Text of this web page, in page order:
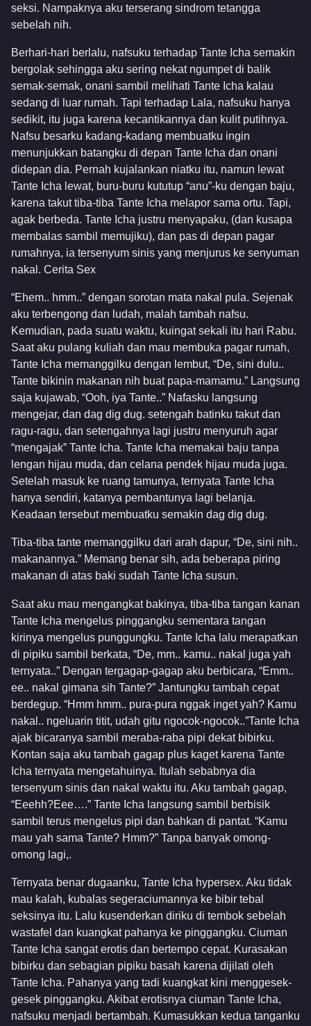
seksi. Nampaknya aku terserang sindrom tetangga
sebelah nih.
Berhari-hari berlalu, nafsuku terhadap Tante Icha semakin
bergolak sehingga aku sering nekat ngumpet di balik
semak-semak, onani sambil melihati Tante Icha kalau
sedang di luar rumah. Tapi terhadap Lala, nafsuku hanya
sedikit, itu juga karena kecantikannya dan kulit putihnya.
Nafsu besarku kadang-kadang membuatku ingin
menunjukkan batangku di depan Tante Icha dan onani
didepan dia. Pernah kujalankan niatku itu, namun lewat
Tante Icha lewat, buru-buru kututup “anu”-ku dengan baju,
karena takut tiba-tiba Tante Icha melapor sama ortu. Tapi,
agak berbeda. Tante Icha justru menyapaku, (dan kusapa
membalas sambil memujiku), dan pas di depan pagar
rumahnya, ia tersenyum sinis yang menjurus ke senyuman
nakal. Cerita Sex
“Ehem.. hmm..” dengan sorotan mata nakal pula. Sejenak
aku terbengong dan ludah, malah tambah nafsu.
Kemudian, pada suatu waktu, kuingat sekali itu hari Rabu.
Saat aku pulang kuliah dan mau membuka pagar rumah,
Tante Icha memanggilku dengan lembut, “De, sini dulu..
Tante bikinin makanan nih buat papa-mamamu.” Langsung
saja kujawab, “Ooh, iya Tante..” Nafasku langsung
mengejar, dan dag dig dug. setengah batinku takut dan
ragu-ragu, dan setengahnya lagi justru menyuruh agar
“mengajak” Tante Icha. Tante Icha memakai baju tanpa
lengan hijau muda, dan celana pendek hijau muda juga.
Setelah masuk ke ruang tamunya, ternyata Tante Icha
hanya sendiri, katanya pembantunya lagi belanja.
Keadaan tersebut membuatku semakin dag dig dug.
Tiba-tiba tante memanggilku dari arah dapur, “De, sini nih..
makanannya.” Memang benar sih, ada beberapa piring
makanan di atas baki sudah Tante Icha susun.
Saat aku mau mengangkat bakinya, tiba-tiba tangan kanan
Tante Icha mengelus pinggangku sementara tangan
kirinya mengelus punggungku. Tante Icha lalu merapatkan
di pipiku sambil berkata, “De, mm.. kamu.. nakal juga yah
ternyata..” Dengan tergagap-gagap aku berbicara, “Emm..
ee.. nakal gimana sih Tante?” Jantungku tambah cepat
berdegup. “Hmm hmm.. pura-pura nggak inget yah? Kamu
nakal.. ngeluarin titit, udah gitu ngocok-ngocok..”Tante Icha
ajak bicaranya sambil meraba-raba pipi dekat bibirku.
Kontan saja aku tambah gagap plus kaget karena Tante
Icha ternyata mengetahuinya. Itulah sebabnya dia
tersenyum sinis dan nakal waktu itu. Aku tambah gagap,
“Eeehh?Eee….” Tante Icha langsung sambil berbisik
sambil terus mengelus pipi dan bahkan di pantat. “Kamu
mau yah sama Tante? Hmm?” Tanpa banyak omong-
omong lagi,.
Ternyata benar dugaanku, Tante Icha hypersex. Aku tidak
mau kalah, kubalas segeraciumannya ke bibir tebal
seksinya itu. Lalu kusenderkan diriku di tembok sebelah
wastafel dan kuangkat pahanya ke pinggangku. Ciuman
Tante Icha sangat erotis dan bertempo cepat. Kurasakan
bibirku dan sebagian pipiku basah karena dijilati oleh
Tante Icha. Pahanya yang tadi kuangkat kini menggesek-
gesek pinggangku. Akibat erotisnya ciuman Tante Icha,
nafsuku menjadi bertambah. Kumasukkan kedua tanganku